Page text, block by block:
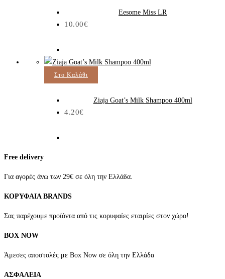
Eesome Miss LR
10.00€
Στο Καλάθι
Ziaja Goat’s Milk Shampoo 400ml
4.20€
Free delivery
Για αγορές άνω των 29€ σε όλη την Ελλάδα.
ΚΟΡΥΦΑΙΑ BRANDS
Σας παρέχουμε προϊόντα από τις κορυφαίες εταιρίες στον χώρο!
BOX NOW
Άμεσες αποστολές με Box Now σε όλη την Ελλάδα
ΑΣΦΑΛΕΙΑ